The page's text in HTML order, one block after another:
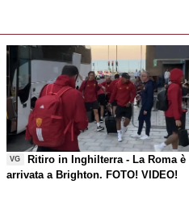
VG
Ritiro in Inghilterra - La Roma è
arrivata a Brighton. FOTO! VIDEO!